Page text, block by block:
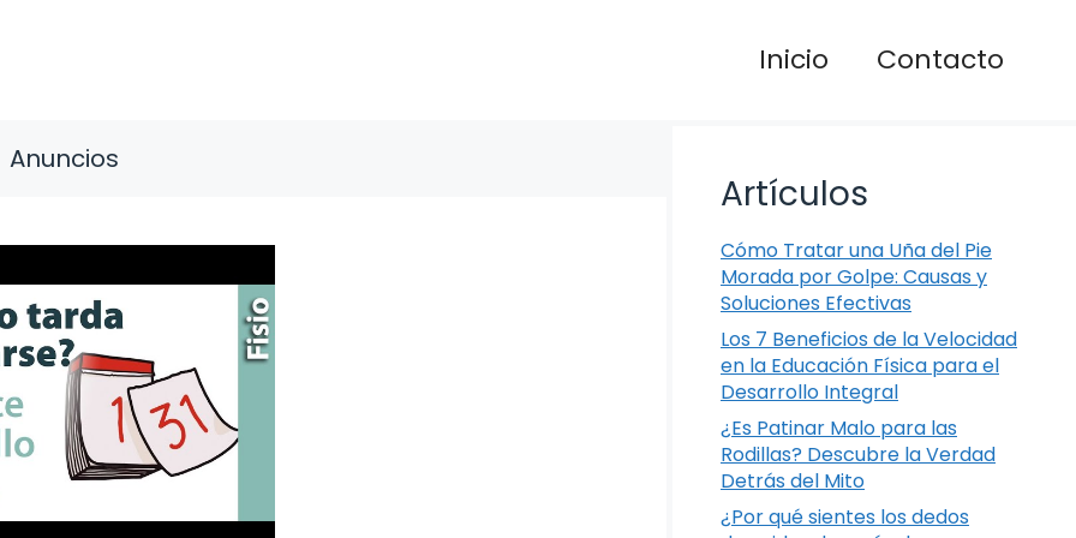
Inicio Contacto
Anuncios
Artículos
Cómo Tratar una Uña del Pie
Morada por Golpe: Causas y
Soluciones Efectivas
Los 7 Beneficios de la Velocidad
en la Educación Física para el
Desarrollo Integral
¿Es Patinar Malo para las
Rodillas? Descubre la Verdad
Detrás del Mito
¿Por qué sientes los dedos